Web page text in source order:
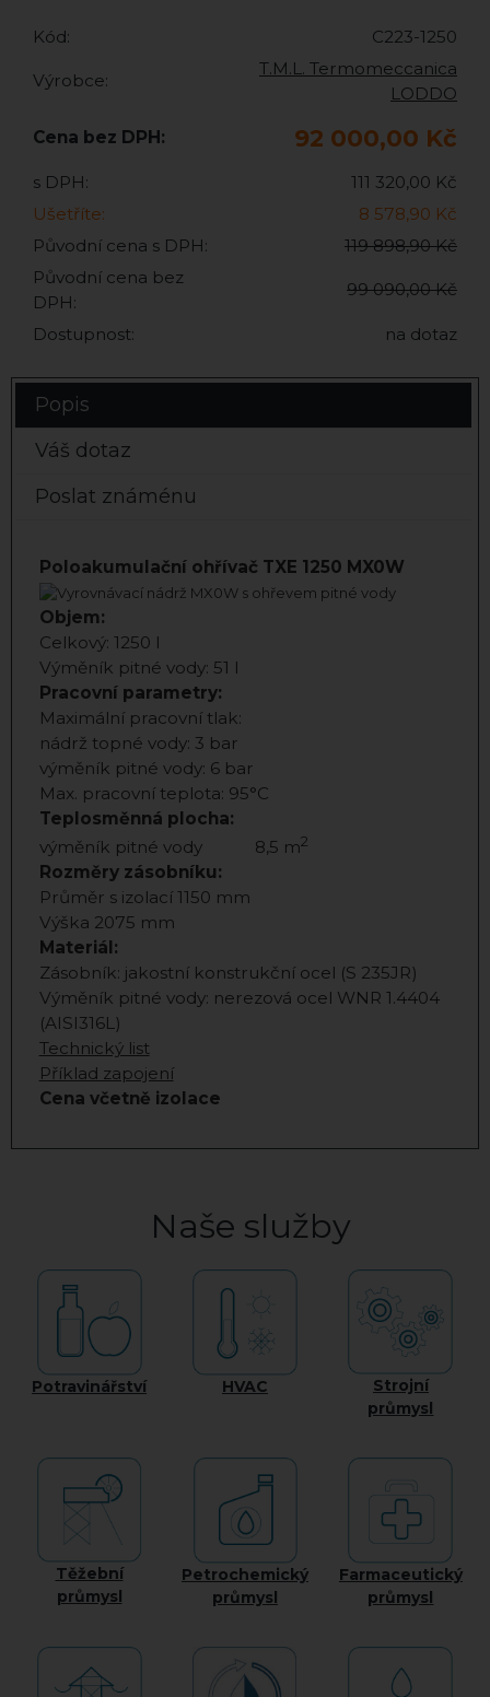
Kód: C223-1250
Výrobce:
T.M.L. Termomeccanica
LODDO
Cena bez DPH: 92 000,00 Kč
s DPH:
111 320,00 Kč
Ušetříte:
8 578,90 Kč
Původní cena s DPH:
119 898,90 Kč
Původní cena bez
DPH:
99 090,00 Kč
Dostupnost: na dotaz
Popis
Váš dotaz
Poslat známénu
Poloakumulační ohřívač TXE 1250 MX0W
Objem:
Celkový: 1250 l
Výměník pitné vody: 51 l
Pracovní parametry:
Maximální pracovní tlak:
nádrž topné vody: 3 bar
výměník pitné vody: 6 bar
Max. pracovní teplota: 95°C
Teplosměnná plocha:
výměník pitné vody 8,5 m2
Rozměry zásobníku:
Průměr s izolací 1150 mm
Výška 2075 mm
Materiál:
Zásobník: jakostní konstrukční ocel (S 235JR)
Výměník pitné vody: nerezová ocel WNR 1.4404
(AISI316L)
Technický list
Příklad zapojení
Cena včetně izolace
Naše služby
Potravinářství HVAC
Strojní
průmysl
Těžební
průmysl
Petrochemický
průmysl
Farmaceutický
průmysl